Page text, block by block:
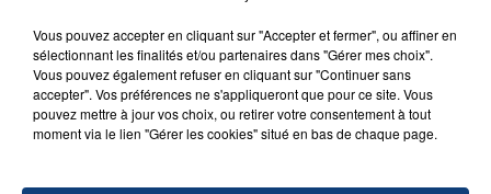
excuses.
TITRES DIFFUSÉS
19h46
19h46 19h43
19h43
Vous pouvez accepter en cliquant sur "Accepter et fermer", ou affiner en
sélectionnant les finalités et/ou partenaires dans "Gérer mes choix".
Vous pouvez également refuser en cliquant sur "Continuer sans
accepter". Vos préférences ne s'appliqueront que pour ce site. Vous
pouvez mettre à jour vos choix, ou retirer votre consentement à tout
moment via le lien "Gérer les cookies" situé en bas de chaque page.